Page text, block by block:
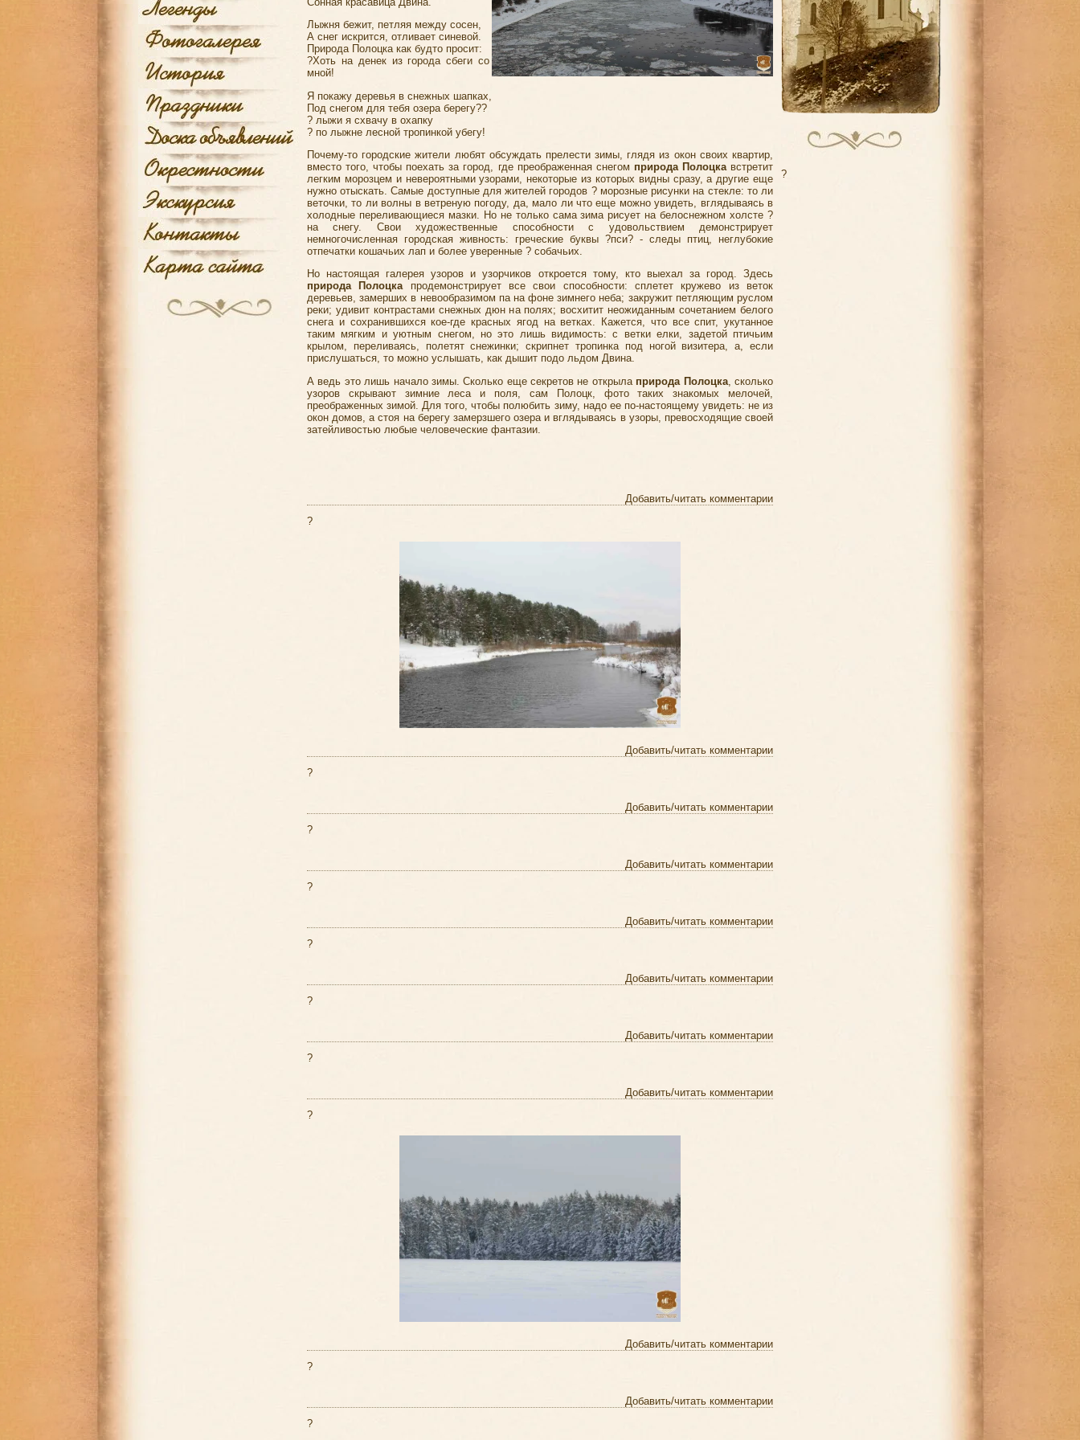
Лыжня бежит, петляя между сосен,
А снег искрится, отливает синевой.
Природа Полоцка как будто просит:
?Хоть на денек из города сбеги со
мной!
Я покажу деревья в снежных шапках,
Под снегом для тебя озера берегу??
? лыжи я схвачу в охапку
? по лыжне лесной тропинкой убегу!
Почему-то городские жители любят обсуждать прелести зимы, глядя из окон своих квартир,
вместо того, чтобы поехать за город, где преображенная снегом природа Полоцкавстретит
легким морозцем и невероятными узорами, некоторые из которых видны сразу, а другие еще
нужно отыскать. Самые доступные для жителей городов ? морозные рисунки на стекле: то ли
веточки, то ли волны в ветреную погоду, да, мало ли что еще можно увидеть, вглядываясь в
холодные переливающиеся мазки. Но не только сама зима рисует на белоснежном холсте ?
на снегу. Свои художественные способности с удовольствием демонстрирует
немногочисленная городская живность: греческие буквы ?пси? - следы птиц, неглубокие
отпечатки кошачьих лап и более уверенные ? собачьих.
Но настоящая галерея узоров и узорчиков откроется тому, кто выехал за город. Здесь
природа Полоцкапродемонстрирует все свои способности: сплетет кружево из веток
деревьев, замерших в невообразимом па на фоне зимнего неба; закружит петляющим руслом
реки; удивит контрастами снежных дюн на полях; восхитит неожиданным сочетанием белого
снега и сохранившихся кое-где красных ягод на ветках. Кажется, что все спит, укутанное
таким мягким и уютным снегом, но это лишь видимость: с ветки елки, задетой птичьим
крылом, переливаясь, полетят снежинки; скрипнет тропинка под ногой визитера, а, если
прислушаться, то можно услышать, как дышит подо льдом Двина.
А ведь это лишь начало зимы. Сколько еще секретов не открыла природа Полоцка, сколько
узоров скрывают зимние леса и поля, сам Полоцк, фототаких знакомых мелочей,
преображенных зимой. Для того, чтобы полюбить зиму, надо ее по-настоящему увидеть: не из
окон домов, а стоя на берегу замерзшего озера и вглядываясь в узоры, превосходящие своей
затейливостью любые человеческие фантазии.
Добавить/читать комментарии
?
Добавить/читать комментарии
?
Добавить/читать комментарии
?
Добавить/читать комментарии
?
Добавить/читать комментарии
?
Добавить/читать комментарии
?
Добавить/читать комментарии
?
Добавить/читать комментарии
?
Добавить/читать комментарии
?
Добавить/читать комментарии
?
?